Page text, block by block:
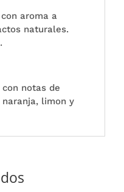
aroma a
naturales.
notas de
naranja, limon y